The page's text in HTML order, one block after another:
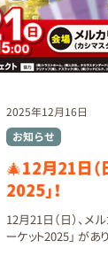
🎄12月21日（
2025」！
12月21日（日）、メ
ーケット2025」 があります！ 家族で、友人と、もちろんお一
お知らせ
2025年12月16日